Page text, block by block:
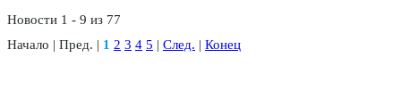
Новости 1 - 9 из 77
Начало | Пред. | 1 2 3 4 5 | След. | Конец